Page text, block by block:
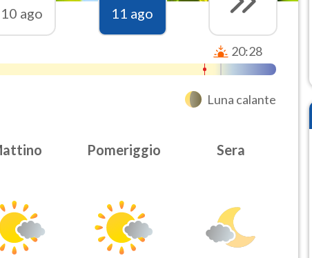
10 ago
11 ago
20:28
Luna calante
Pomeriggio Sera